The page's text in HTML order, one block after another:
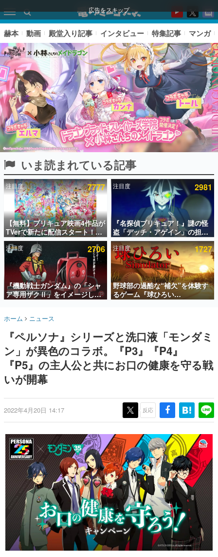
広告をスキップ
ピックアップ
電ファミのいま読まれている記事ランキング
アプリセール情報
インタビュー
連載・特集一覧
殿堂入り記事
SNS拡散数が数千以上！ ページビュー数万以上！ などな
ど。多くの人々に読まれた、電ファミ渾身の“殿堂入り”記
事をまとめました。
名作ゲームクリエイターの方々に製作時のエピソードをお
きます。
赫本
この物語を解いてはいけない。『赫本』は、〈試験問題〉
の形をした短編ホラー小説集です。
これからのデジタルゲーム市場を担う若きクリエイター達
の姿を追い、彼らのルーツと情熱を探っていきます。
ゲームに多大な影響を受けた作家さんに取材し、ゲームが
日本のコンテンツ産業やカルチャーに与えた影響を探る企
画です。
日本モバイルゲーム産業史
日本のモバイルゲーム史における主要なトピック・タイト
ルを網羅するほか、開発者へのインタビューや識者による
解説を掲載。約20年の歴史が一望できる決定版！
若ゲのいたり〜ゲームクリエイターの青春〜
『うつヌケ』『ペンと箸』等で知られるマンガ家・田中圭
一先生によるゲーム業界レポートマンガです。
なんでゲームは面白い？
赫本 動画 殿堂入り記事 インタビュー 特集記事 マンガ
いま読まれている記事
注目度 7777
【無料】プリキュア映画4作品が
TVerで新たに配信スタート！な
んと2018年～2024年の映画ほぼ
すべてが見放題に、ぶっちゃけ
ありえないラインナップ
注目度 2981
『名探偵プリキュア！』謎の怪
盗「デッチ・アゲイン」の担当
キャストは天﨑滉平さんと判
明。『Re:ゼロから始める異世
界生活』オットー役、『ヒプノ
シスマイク』山田三郎役など
注目度 2706
『機動戦士ガンダム』の「シャ
ア専用ザクⅡ」をイメージした
散水ホースリールが予約開始。
ークやジオン公国軍のエンブレ
注目度 1727
野球部の過酷な“補欠”を体験す
るゲーム『球ひろい
Simulator』が「1件」のウィッ
ダム・カム』開発元やチェコの
プロ野球選手から称賛の声
ホーム ニュース
『ペルソナ』シリーズと洗口液「モンダミ
ン」が異色のコラボ。『P3』『P4』
『P5』の主人公と共にお口の健康を守る戦
いが開幕
2022年4月20日 14:17 反応